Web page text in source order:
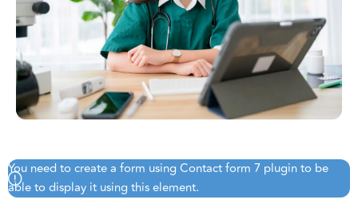
You need to create a form using Contact form 7 plugin to be
able to display it using this element.